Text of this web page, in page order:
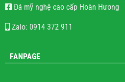
Làng Nghề Đá Ninh Vân- Hoa Lư-
Đá mỹ nghệ cao cấp Hoàn Hương